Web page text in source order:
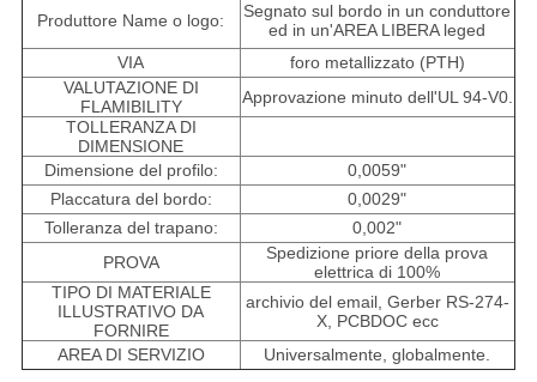
Produttore Name o logo:
Segnato sul bordo in un conduttore
ed in un'AREA LIBERA leged
VIA
foro metallizzato (PTH)
VALUTAZIONE DI
FLAMIBILITY
Approvazione minuto dell'UL 94-V0.
TOLLERANZA DI
DIMENSIONE
Dimensione del profilo:
0,0059"
Placcatura del bordo:
0,0029"
Tolleranza del trapano:
0,002"
PROVA
Spedizione priore della prova
elettrica di 100%
TIPO DI MATERIALE
ILLUSTRATIVO DA
FORNIRE
archivio del email, Gerber RS-274-
X, PCBDOC ecc
AREA DI SERVIZIO
Universalmente, globalmente.